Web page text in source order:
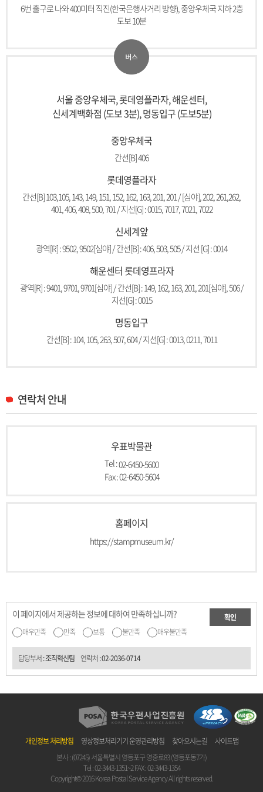
6번 출구로 나와 400미터 직진(한국은행사거리 방향), 중앙우체국 지하 2층
도보 10분
서울 중앙우체국, 롯데영플라자, 해운센터,
신세계백화점 (도보 3분), 명동입구 (도보5분)
중앙우체국
간선[B] 406
롯데영플라자
간선[B] 103,105, 143, 149, 151, 152, 162, 163, 201, 201 / [심야], 202, 261,262,
401, 406, 408, 500, 701 / 지선[G] : 0015, 7017, 7021, 7022
신세계앞
광역[R] : 9502, 9502[심야] / 간선[B] : 406, 503, 505 / 지선 [G] : 0014
해운센터 롯데영프라자
광역[R] : 9401, 9701, 9701[심야] / 간선[B] : 149, 162, 163, 201, 201[심야], 506 /
지선[G] : 0015
명동입구
간선[B] : 104, 105, 263, 507, 604 / 지선[G] : 0013, 0211, 7011
연락처 안내
우표박물관
Tel :02-6450-5600
Fax : 02-6450-5604
홈페이지
https://stampmuseum.kr/
이 페이지에서 제공하는 정보에 대하여 만족하십니까?
매우만족 만족 보통 불만족 매우불만족
확인
담당부서: 조직혁신팀 연락처:02-2036-0714
개인정보 처리방침 영상정보처리기기 운영관리방침 찾아오시는길
사이트맵
본사 : (07245) 서울특별시 영등포구 영중로83 (영등포동7가)
Tel :02-3443-1351~2FAX : 02-3443-1354
Copyright© 2016 Korea Postal Service Agency All rights reserved.